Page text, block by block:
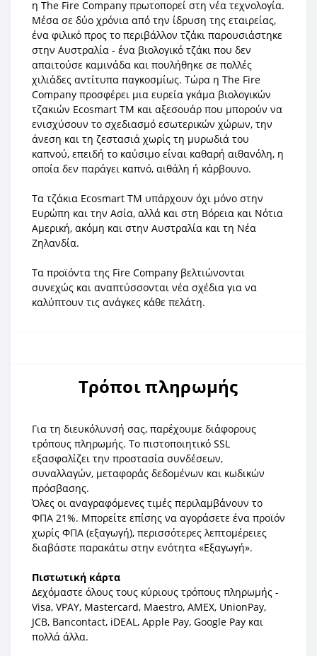
η The Fire Company πρωτοπορεί στη νέα τεχνολογία.
Μέσα σε δύο χρόνια από την ίδρυση της εταιρείας,
ένα φιλικό προς το περιβάλλον τζάκι παρουσιάστηκε
στην Αυστραλία - ένα βιολογικό τζάκι που δεν
απαιτούσε καμινάδα και πουλήθηκε σε πολλές
χιλιάδες αντίτυπα παγκοσμίως. Τώρα η The Fire
Company προσφέρει μια ευρεία γκάμα βιολογικών
τζακιών Ecosmart TM και αξεσουάρ που μπορούν να
ενισχύσουν το σχεδιασμό εσωτερικών χώρων, την
άνεση και τη ζεστασιά χωρίς τη μυρωδιά του
καπνού, επειδή το καύσιμο είναι καθαρή αιθανόλη, η
οποία δεν παράγει καπνό, αιθάλη ή κάρβουνο.
Τα τζάκια Ecosmart TM υπάρχουν όχι μόνο στην
Ευρώπη και την Ασία, αλλά και στη Βόρεια και Νότια
Αμερική, ακόμη και στην Αυστραλία και τη Νέα
Ζηλανδία.
Τα προϊόντα της Fire Company βελτιώνονται
συνεχώς και αναπτύσσονται νέα σχέδια για να
καλύπτουν τις ανάγκες κάθε πελάτη.
Τρόποι πληρωμής
Για τη διευκόλυνσή σας, παρέχουμε διάφορους
τρόπους πληρωμής. Το πιστοποιητικό SSL
εξασφαλίζει την προστασία συνδέσεων,
συναλλαγών, μεταφοράς δεδομένων και κωδικών
πρόσβασης.
Όλες οι αναγραφόμενες τιμές περιλαμβάνουν το
ΦΠΑ 21%. Μπορείτε επίσης να αγοράσετε ένα προϊόν
χωρίς ΦΠΑ (εξαγωγή), περισσότερες λεπτομέρειες
διαβάστε παρακάτω στην ενότητα «Εξαγωγή».
Πιστωτική κάρτα
Δεχόμαστε όλους τους κύριους τρόπους πληρωμής -
Visa, VPAY, Mastercard, Maestro, AMEX, UnionPay,
JCB, Bancontact, iDEAL, Apple Pay, Google Pay και
πολλά άλλα.